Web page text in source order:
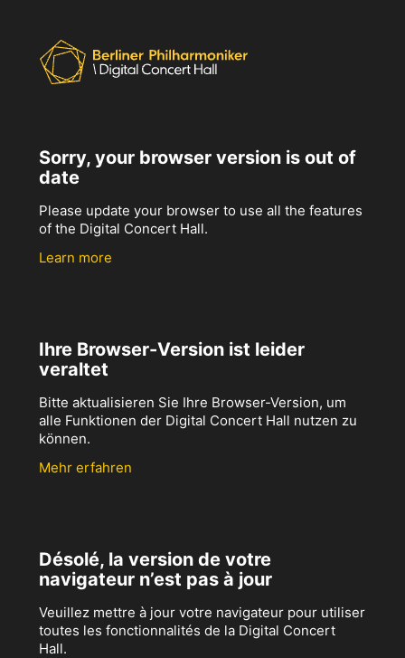
Sorry, your browser version is out of
date
Please update your browser to use all the features
of the Digital Concert Hall.
Learn more
Ihre Browser-Version ist leider
veraltet
Bitte aktualisieren Sie Ihre Browser-Version, um
alle Funktionen der Digital Concert Hall nutzen zu
können.
Mehr erfahren
Désolé, la version de votre
navigateur n’est pas à jour
Veuillez mettre à jour votre navigateur pour utiliser
toutes les fonctionnalités de la Digital Concert
Hall.